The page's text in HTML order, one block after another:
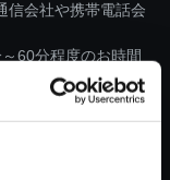
信会社や携帯電話会
60分程度のお時間
の際には、通信環境